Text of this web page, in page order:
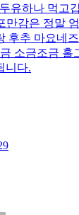
유하나 먹고
만감은 정말
후추 마요네
소금조금 홀
니다.